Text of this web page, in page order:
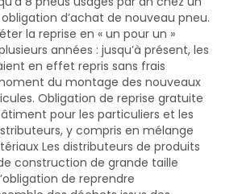
d’achat de nouveau pneu.
la reprise en « un pour un »
années : jusqu’à présent, les
en effet repris sans frais
du montage des nouveaux
Obligation de reprise gratuite
pour les particuliers et les
y compris en mélange
Les distributeurs de produits
construction de grande taille
de reprendre